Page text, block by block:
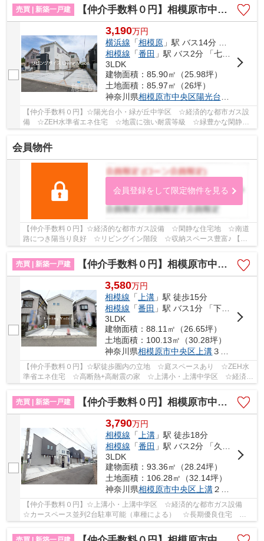
売買 | 新築一戸建
【仲介手数料０円】相模原市中央区陽光台6丁目 新築一戸建て 全4棟
3,190万円
横浜線 「相模原」駅 バス14分 「陽光台六丁目」 停歩6分
相模線 「番田 」駅 バス2分 「七曲り下」 停歩12分
3LDK
建物面積：85.90㎡（25.98坪）
土地面積：85.97㎡（26坪）
神奈川県相模原市中央区陽光台
【仲介手数料０円】☆陽光台小・緑が丘中学区 ☆経済的な都市ガス設
備 ☆ZEH水準省エネ住宅 ☆地震に強い耐震等級 ☆緑豊かな閑静な
住宅街 ☆長期優良住宅 ☆コンビニ・ドラッグストア...
会員物件
会員登録をして限定物件を見る
【仲介手数料０円】☆経済的な都市ガス設備 ☆閑静な住宅地 ☆南道
路につき陽当り良好 ☆リビングイン階段 ☆収納スペース豊富♪ 【相
模原市中央区の新築一戸建てのことならリビングボイ...
売買 | 新築一戸建
【仲介手数料０円】相模原市中央区上溝3丁目1期 新築一戸建て
3,580万円
相模線 「上溝 」駅 徒歩15分
相模線 「番田 」駅 バス1分 「下久保（神奈川県）」 停歩4分
3LDK
建物面積：88.11㎡（26.65坪）
土地面積：100.13㎡（30.28坪）
神奈川県相模原市中央区上溝３丁目
【仲介手数料０円】☆駅徒歩圏内の立地 ☆庭スペースあり ☆ZEH水
準省エネ住宅 ☆高断熱+高耐震の家 ☆上溝小・上溝中学区 ☆経済的
売買 | 新築一戸建
【仲介手数料０円】相模原市中央区上溝2丁目 新築一戸建て 全6区画
3,790万円
相模線 「 上溝」駅 徒歩18分
相模線 「番田 」駅 バス2分 「久保（相模原市）」 停歩2分
3LDK
建物面積：93.36㎡（28.24坪）
土地面積：106.28㎡（32.14坪）
神奈川県相模原市中央区上溝２丁目
【仲介手数料０円】☆上溝小・上溝中学区 ☆経済的な都市ガス設備
☆カースペース並列2台駐車可能（車種による） ☆長期優良住宅